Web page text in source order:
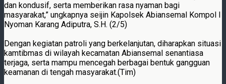
dan kondusif, serta memberikan rasa nyaman bagi
masyarakat,” ungkapnya seijin Kapolsek Abiansemal Kompol I
Nyoman Karang Adiputra, S.H. (2/5)
Dengan kegiatan patroli yang berkelanjutan, diharapkan situasi
kamtibmas di wilayah kecamatan Abiansemal senantiasa
terjaga, serta mampu mencegah berbagai bentuk gangguan
keamanan di tengah masyarakat.(Tim)